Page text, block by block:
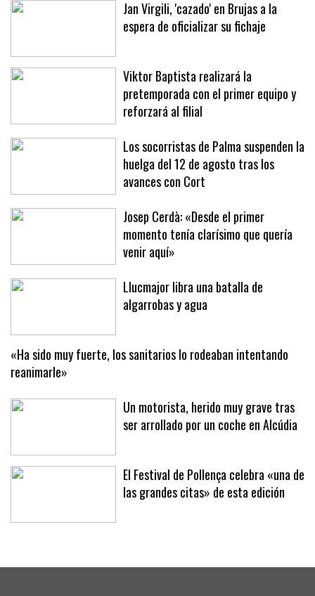
Jan Virgili, 'cazado' en Brujas a la
espera de oficializar su fichaje
Viktor Baptista realizará la
pretemporada con el primer equipo y
reforzará al filial
Los socorristas de Palma suspenden la
huelga del 12 de agosto tras los
avances con Cort
Josep Cerdà: «Desde el primer
momento tenía clarísimo que quería
venir aquí»
Llucmajor libra una batalla de
algarrobas y agua
«Ha sido muy fuerte, los sanitarios lo rodeaban intentando
reanimarle»
Un motorista, herido muy grave tras
ser arrollado por un coche en Alcúdia
El Festival de Pollença celebra «una de
las grandes citas» de esta edición